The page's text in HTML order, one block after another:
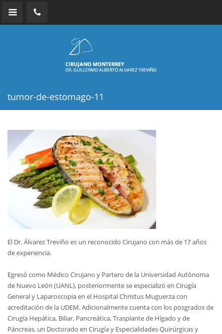
tumor-de-estomago-11
El Dr. Álvarez Treviño es un reconocido Cirujano con más de 17 años
de experiencia.
Egresó como Médico Cirujano y Partero de la Universidad Autónoma
de Nuevo León (UANL), posteriormente se especializó en Cirugía
General y Laparoscopia en el Hospital Christus Muguerza con
acreditación de la UDEM. Adicionalmente cuenta con los posgrados de
Cirugía Hepática, Biliar, Pancreática, Trasplante de Hígado y de
Páncreas, un Doctorado en Cirugía y Especialidades Quirúrgicas y